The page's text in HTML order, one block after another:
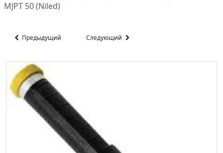
MJPT 50 (Niled)
Предыдущий Следующий